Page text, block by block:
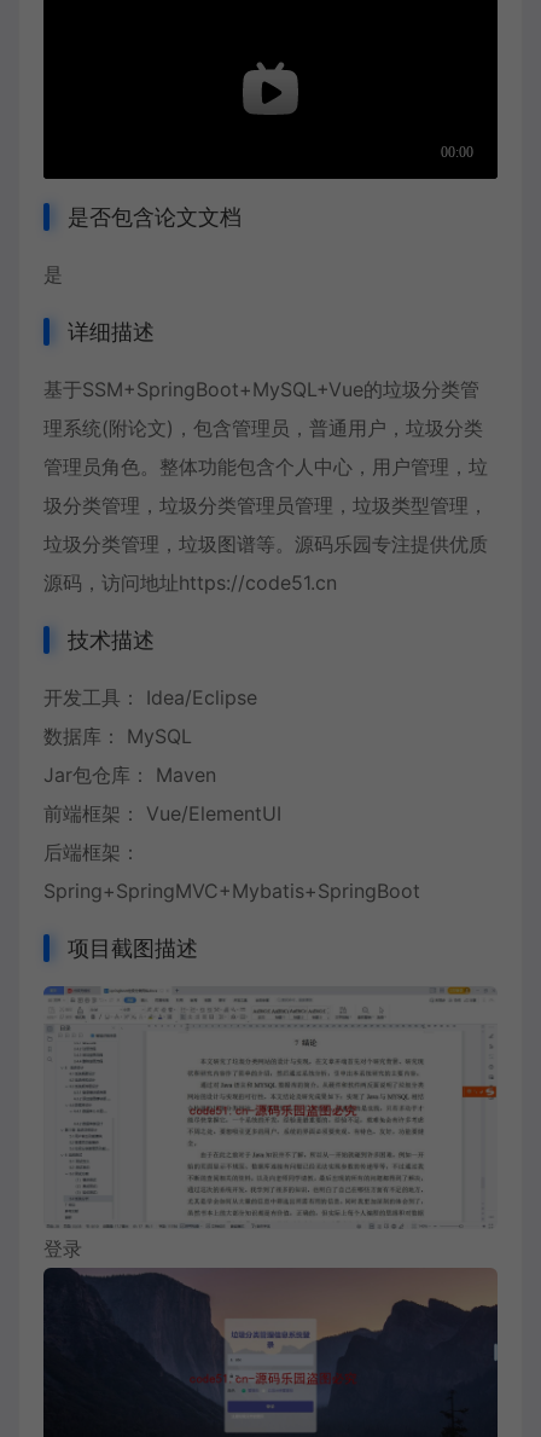
是否包含论文文档
是
详细描述
基于SSM+SpringBoot+MySQL+Vue的垃圾分类管
理系统(附论文)，包含管理员，普通用户，垃圾分类
管理员角色。整体功能包含个人中心，用户管理，垃
圾分类管理，垃圾分类管理员管理，垃圾类型管理，
垃圾分类管理，垃圾图谱等。源码乐园专注提供优质
源码，访问地址https://code51.cn
技术描述
开发工具： Idea/Eclipse
数据库： MySQL
Jar包仓库： Maven
前端框架： Vue/ElementUI
后端框架：
Spring+SpringMVC+Mybatis+SpringBoot
项目截图描述
登录